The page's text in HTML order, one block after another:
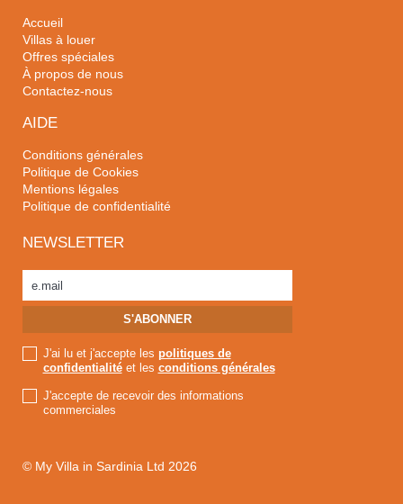
Accueil
Villas à louer
Offres spéciales
À propos de nous
Contactez-nous
AIDE
Conditions générales
Politique de Cookies
Mentions légales
Politique de confidentialité
NEWSLETTER
J'ai lu et j'accepte les politiques de
confidentialitéet les conditions générales
J'accepte de recevoir des informations
commerciales
© My Villa in Sardinia Ltd 2026